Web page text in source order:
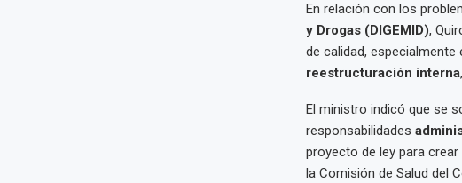
En relación con los
y Drogas (DIGEMID),
de calidad,
reestructuración interna
El ministro indicó que se
responsabilidades
proyecto de ley para crear
la Comisión de Salud del